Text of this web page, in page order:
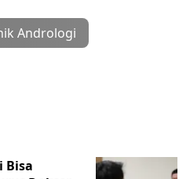
Andrologi
Bisa